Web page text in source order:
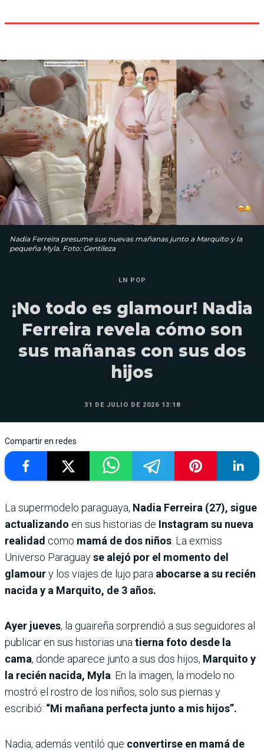
Nadia Ferreira presume sus nuevas mañanas junto a Marquito y la
pequeña Myla. Foto: Gentileza
LN POP
¡No todo es glamour! Nadia
Ferreira revela cómo son
sus mañanas con sus dos
hijos
31 DE JULIO DE 2026 13:18
Compartir en redes
La supermodelo paraguaya, Nadia Ferreira (27), sigue
actualizando en sus historias de Instagram su nueva
realidad como mamá de dos niños . La exmiss
Universo Paraguayse alejó por el momento del
glamoury los viajes de lujo para abocarse a su recién
nacida y a Marquito, de 3 años.
Ayer jueves, la guaireña sorprendió a sus seguidores al
publicar en sus historias una tierna foto desde la
cama, donde aparece junto a sus dos hijos, Marquito y
la recién nacida, Myla . En la imagen, la modelo no
mostró el rostro de los niños, solo sus piernas y
escribió: “Mi mañana perfecta junto a mis hijos”.
Nadia, además ventiló que convertirse en mamá de